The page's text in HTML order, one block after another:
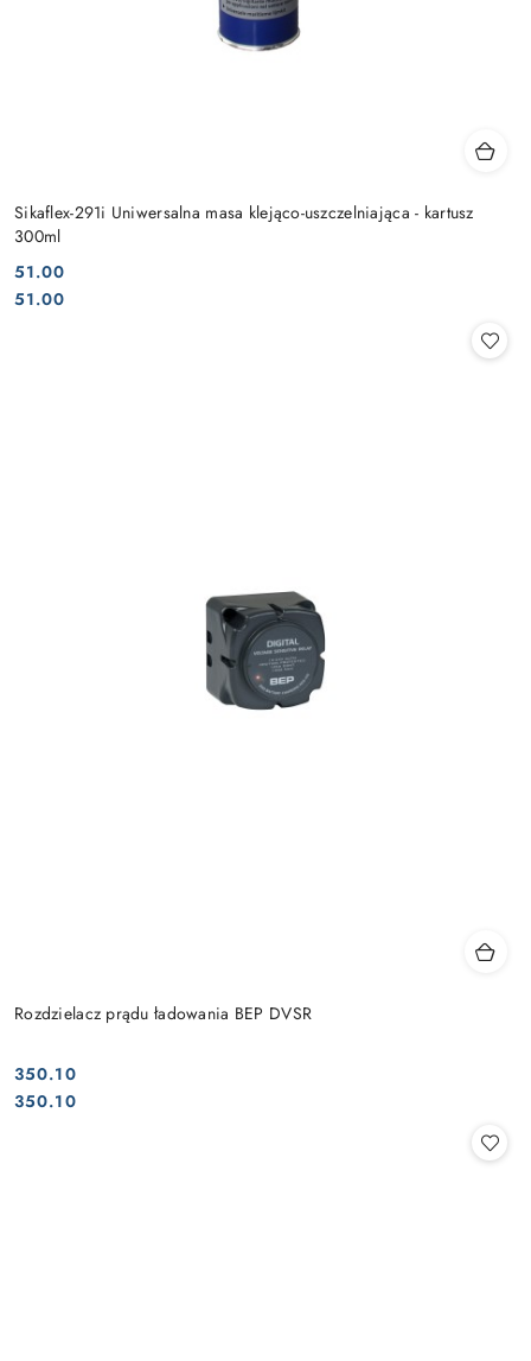
Sikaflex-291i Uniwersalna masa klejąco-uszczelniająca - kartusz
300ml
Cena:
51.00
Cena:
51.00
Rozdzielacz prądu ładowania BEP DVSR
Cena:
350.10
Cena:
350.10